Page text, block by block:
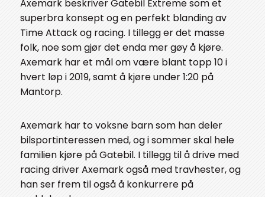
Axemark beskriver Gatebil Extreme som et
superbra konsept og en perfekt blanding av
Time Attack og racing. I tillegg er det masse
folk, noe som gjør det enda mer gøy å kjøre.
Axemark har et mål om være blant topp 10 i
hvert løp i 2019, samt å kjøre under 1:20 på
Mantorp.
Axemark har to voksne barn som han deler
bilsportinteressen med, og i sommer skal hele
familien kjøre på Gatebil. I tillegg til å drive med
racing driver Axemark også med travhester, og
han ser frem til også å konkurrere på